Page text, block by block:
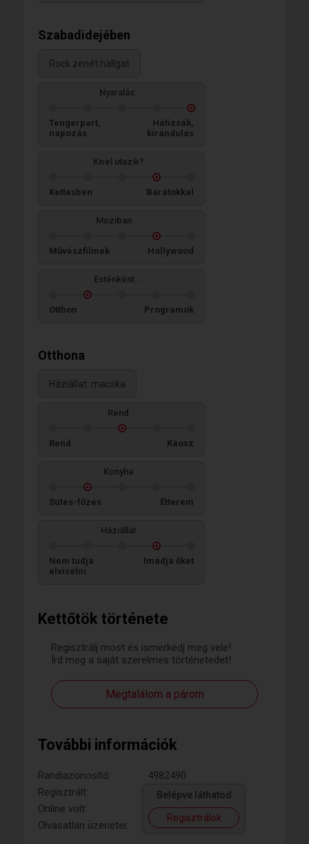
Kettőtök története
Regisztrálj most és ismerkedj meg vele!
Írd meg a saját szerelmes történetedet!
Megtalálom a párom
További információk
Randiazonosító:
4982490
Regisztrált:
Online volt:
Olvasatlan üzenetei:
Belépve láthatod
Regisztrálok
Szabadidejében
Rock zenét hallgat
Nyaralás:
Tengerpart,
napozás
Hátizsák,
kirándulás
Kivel utazik?
Kettesben Barátokkal
Moziban...
Művészfilmek Hollywood
Esténként...
Otthon Programok
Otthona
Háziállat: macska
Rend
Rend Káosz
Konyha
Sütés-főzés Étterem
Háziállat
Nem tudja
elviselni
Imádja őket